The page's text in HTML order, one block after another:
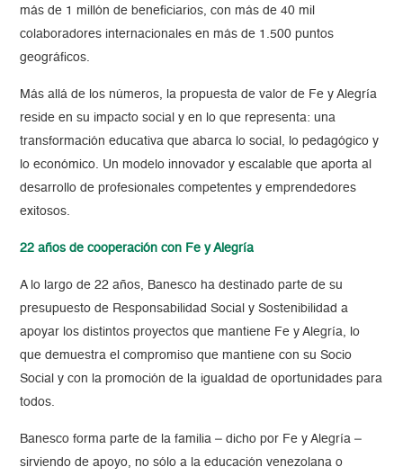
más de 1 millón de beneficiarios, con más de 40 mil
colaboradores internacionales en más de 1.500 puntos
geográficos.
Más allá de los números, la propuesta de valor de Fe y Alegría
reside en su impacto social y en lo que representa: una
transformación educativa que abarca lo social, lo pedagógico y
lo económico. Un modelo innovador y escalable que aporta al
desarrollo de profesionales competentes y emprendedores
exitosos.
22 años de cooperación con Fe y Alegría
A lo largo de 22 años, Banesco ha destinado parte de su
presupuesto de Responsabilidad Social y Sostenibilidad a
apoyar los distintos proyectos que mantiene Fe y Alegría, lo
que demuestra el compromiso que mantiene con su Socio
Social y con la promoción de la igualdad de oportunidades para
todos.
Banesco forma parte de la familia – dicho por Fe y Alegría –
sirviendo de apoyo, no sólo a la educación venezolana o